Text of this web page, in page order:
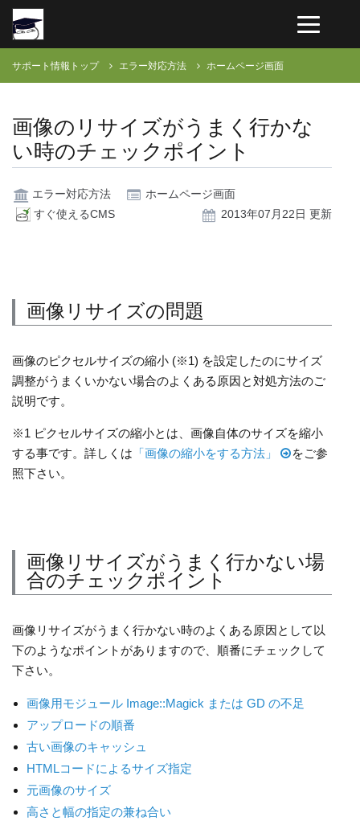
サポート情報トップ エラー対応方法 ホームページ画面
画像のリサイズがうまく行かな
い時のチェックポイント
エラー対応方法
ホームページ画面
すぐ使えるCMS
2013年07月22日 更新
画像リサイズの問題
画像のピクセルサイズの縮小 (※1) を設定したのにサイズ
調整がうまくいかない場合のよくある原因と対処方法のご
説明です。
※1 ピクセルサイズの縮小とは、画像自体のサイズを縮小
する事です。詳しくは 「画像の縮小をする方法」
をご参
照下さい。
画像リサイズがうまく行かない場
合のチェックポイント
画像リサイズがうまく行かない時のよくある原因として以
下のようなポイントがありますので、順番にチェックして
下さい。
画像用モジュール Image::Magick または GD の不足
アップロードの順番
古い画像のキャッシュ
HTMLコードによるサイズ指定
元画像のサイズ
高さと幅の指定の兼ね合い